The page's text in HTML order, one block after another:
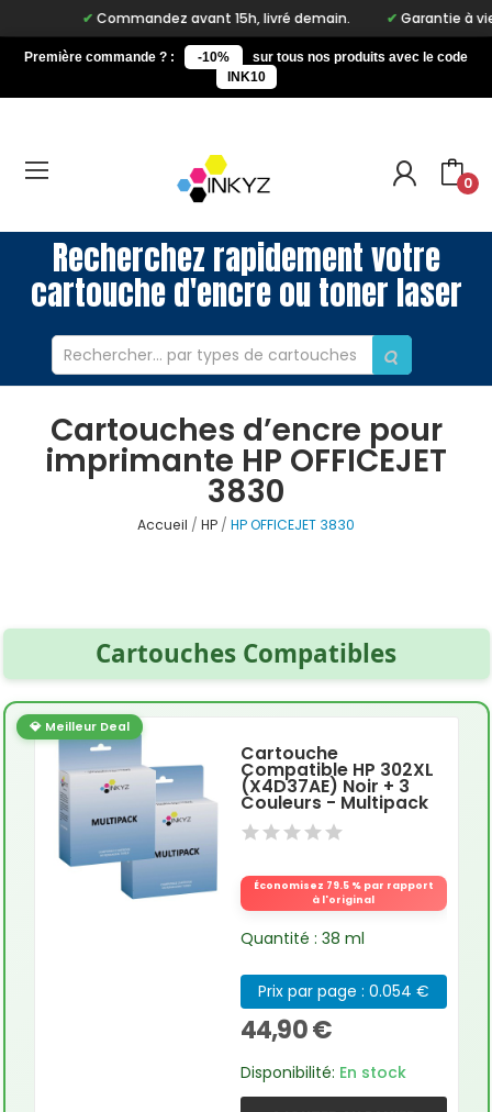
Commandez avant 15h, livré demain. Garantie à vie
Première commande ? : -10%
sur tous nos produits avec le code
INK10
0
Recherchez rapidement votre
cartouche d'encre ou toner laser
Cartouches d’encre pour
imprimante HP OFFICEJET
3830
Accueil HP HP OFFICEJET 3830
Cartouches Compatibles
💎 Meilleur Deal
Cartouche
Compatible HP 302XL
(X4D37AE) Noir + 3
Couleurs - Multipack
Économisez 79.5 % par rapport
à l'original
Quantité : 38 ml
Prix par page : 0.054 €
44,90 €
Disponibilité: En stock